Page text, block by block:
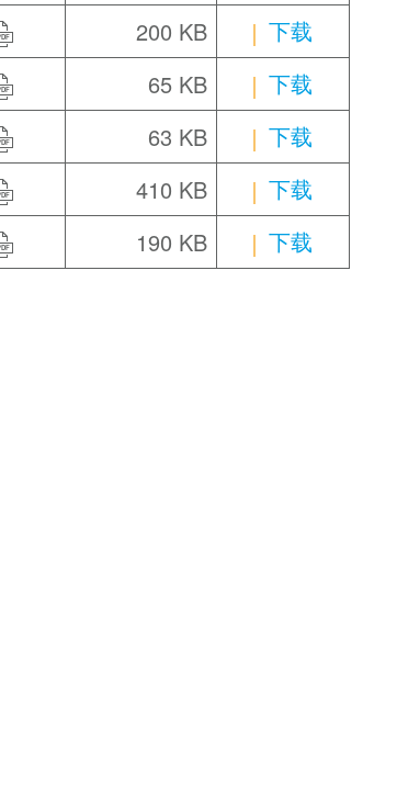
200 KB
下载
65 KB
下载
63 KB
下载
410 KB
下载
190 KB 下载